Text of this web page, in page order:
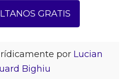
GRATIS
por Lucian
Bighiu